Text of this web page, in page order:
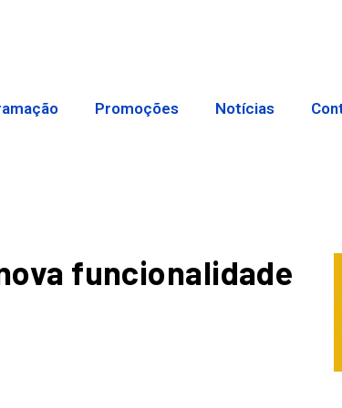
Promoções Notícias
funcionalidade